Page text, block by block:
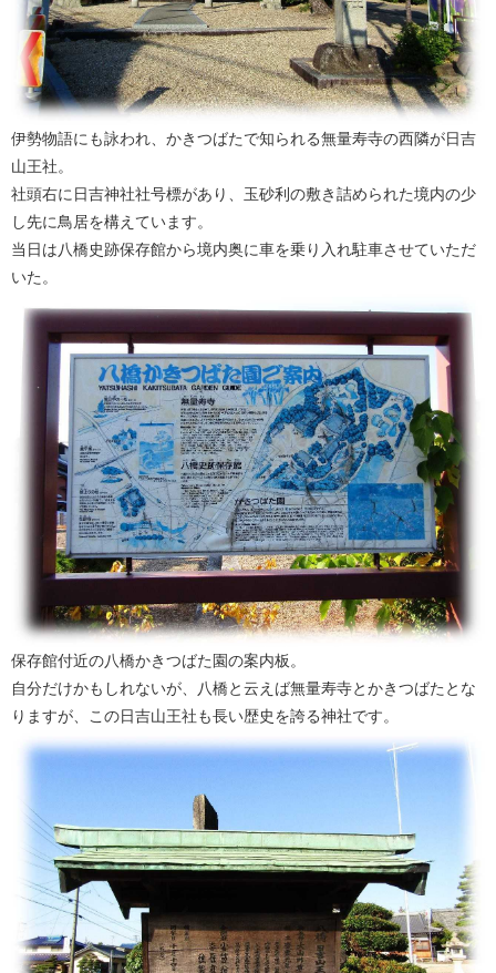
伊勢物語にも詠われ、かきつばたで知られる無量寿寺の西隣が日吉
山王社。
社頭右に日吉神社社号標があり、玉砂利の敷き詰められた境内の少
し先に鳥居を構えています。
当日は八橋史跡保存館から境内奥に車を乗り入れ駐車させていただ
いた。
保存館付近の八橋かきつばた園の案内板。
自分だけかもしれないが、八橋と云えば無量寿寺とかきつばたとな
りますが、この日吉山王社も長い歴史を誇る神社です。